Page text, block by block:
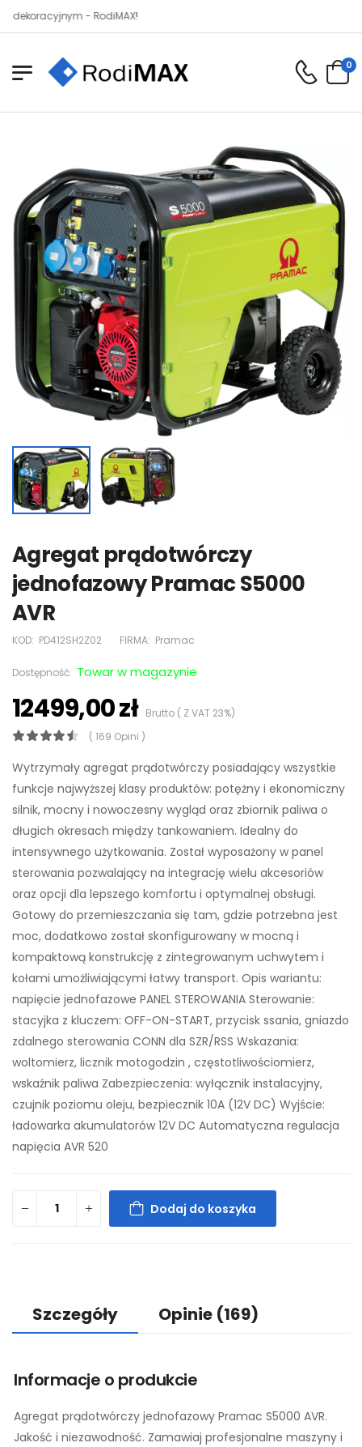
- RodiMAX!
0
Agregat prądotwórczy
jednofazowy Pramac S5000
AVR
KOD: PD412SH2Z02 FIRMA: Pramac
Dostępność: Towar w magazynie
12499,00 złBrutto ( Z VAT 23%)
( 169 Opini )
Wytrzymały agregat prądotwórczy posiadający wszystkie
funkcje najwyższej klasy produktów: potężny i ekonomiczny
silnik, mocny i nowoczesny wygląd oraz zbiornik paliwa o
długich okresach między tankowaniem. Idealny do
intensywnego użytkowania. Został wyposażony w panel
sterowania pozwalający na integrację wielu akcesoriów
oraz opcji dla lepszego komfortu i optymalnej obsługi.
Gotowy do przemieszczania się tam, gdzie potrzebna jest
moc, dodatkowo został skonfigurowany w mocną i
kompaktową konstrukcję z zintegrowanym uchwytem i
kołami umożliwiającymi łatwy transport. Opis wariantu:
napięcie jednofazowe PANEL STEROWANIA Sterowanie:
stacyjka z kluczem: OFF-ON-START, przycisk ssania, gniazdo
zdalnego sterowania CONN dla SZR/RSS Wskazania:
woltomierz, licznik motogodzin , częstotliwościomierz,
wskaźnik paliwa Zabezpieczenia: wyłącznik instalacyjny,
czujnik poziomu oleju, bezpiecznik 10A (12V DC) Wyjście:
ładowarka akumulatorów 12V DC Automatyczna regulacja
napięcia AVR 520
Dodaj do koszyka
Szczegóły Opinie (169)
Informacje o produkcie
Agregat prądotwórczy jednofazowy Pramac S5000 AVR.
Jakość i niezawodność. Zamawiaj profesjonalne maszyny i